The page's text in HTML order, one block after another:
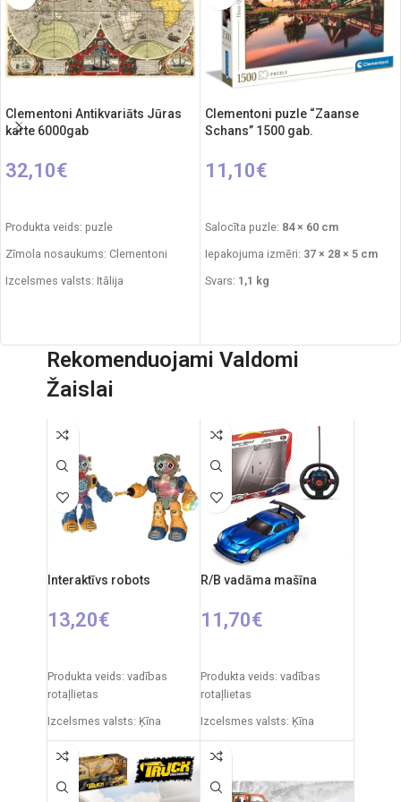
Clementoni Antikvariāts Jūras
karte 6000gab
32,10€
Produkta veids: puzle
Zīmola nosaukums: Clementoni
Izcelsmes valsts: Itālija
Gabaliņu skaits: 6000
Ieteicamais vecums: no 14 gadiem.
Clementoni puzle “Zaanse
Schans” 1500 gab.
11,10€
Salocīta puzle: 84 × 60 cm
Iepakojuma izmēri: 37 × 28 × 5 cm
Svars: 1,1 kg
Drošības brīdinājums: mazo detaļu
Rekomenduojami Valdomi
Žaislai
Interaktīvs robots
13,20€
Produkta veids: vadības
rotaļlietas
Izcelsmes valsts: Ķīna
Iepakojuma izmēri: 22 x 13 x
27 cm
Robota izmēri: 18 x 9 x 22 cm
R/B vadāma mašīna
11,70€
Produkta veids: vadības
rotaļlietas
Izcelsmes valsts: Ķīna
Iepakojuma izmēri: 31 x 7 x
25 cm
Automašīnas izmēri: 20 x 9